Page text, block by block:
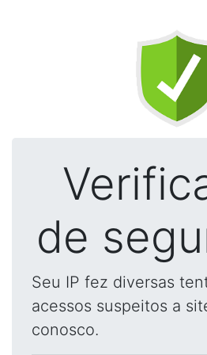
de
Seu IP fez diversas
acessos suspeitos a
conosco.